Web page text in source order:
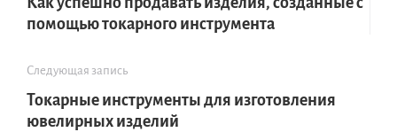
помощью токарного инструмента
Следующая запись
Токарные инструменты для изготовления
ювелирных изделий